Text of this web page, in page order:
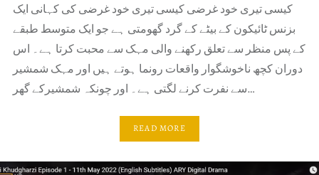
کیسی تیری خود غرضی کیسی تیری خود غرضی کی کہانی ایک
بزنس ٹائیکون کے بیٹے کے گرد گھومتی ہے جو ایک متوسط ​​طبقے
کے پس منظر سے تعلق رکھنے والی مہک سے محبت کرتا ہے۔ اس
دوران کچھ ناخوشگوار واقعات رونما ہوتے ہیں اور مہک شمشیر
سے نفرت کرنے لگتی ہے۔ اور چونکہ شمشیرکے گھر…
READ MORE